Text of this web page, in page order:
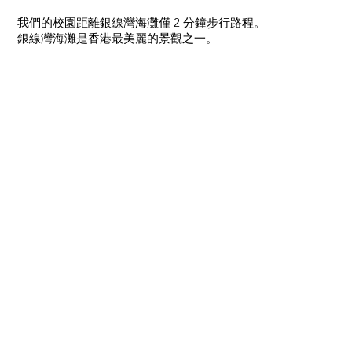
我們的校園距離銀線灣海灘僅 2 分鐘步行路程。
銀線灣海灘是香港最美麗的景觀之一。